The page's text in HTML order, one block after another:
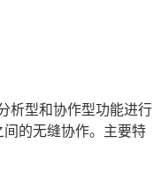
析型和协作型功能进行
的无缝协作。主要特